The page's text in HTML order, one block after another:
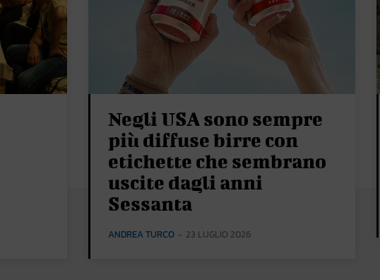
Negli USA sono sempre
più diffuse birre con
etichette che sembrano
uscite dagli anni
Sessanta
ANDREA TURCO - 23 LUGLIO 2026